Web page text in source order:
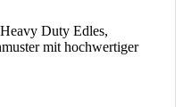
Duty Edles,
mit hochwertiger